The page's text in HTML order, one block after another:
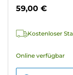
1573
59,00 €
Kostenloser
Online verfügbar